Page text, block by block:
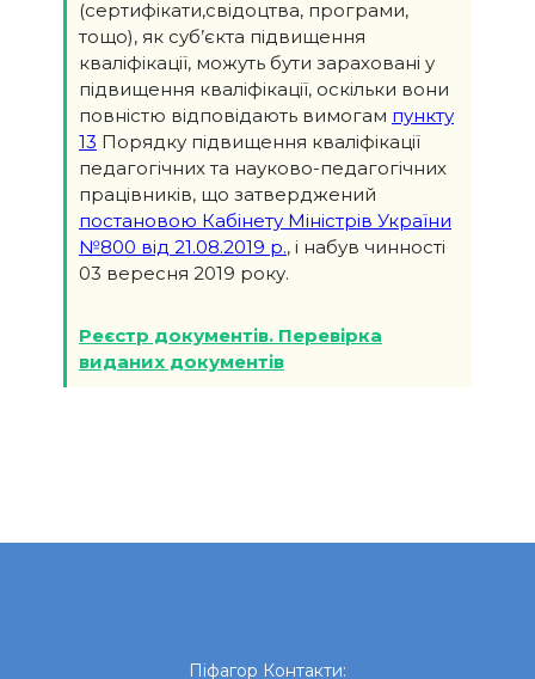
(сертифікати,свідоцтва, програми,
тощо), як суб’єкта підвищення
кваліфікації, можуть бути зараховані у
підвищення кваліфікації, оскільки вони
повністю відповідають вимогам пункту
13 Порядку підвищення кваліфікації
педагогічних та науково-педагогічних
працівників, що затверджений
постановою Кабінету Міністрів України
№800 від 21.08.2019 р., і набув чинності
03 вересня 2019 року.
Реєстр документів. Перевірка
виданих документів
Піфагор Контакти: